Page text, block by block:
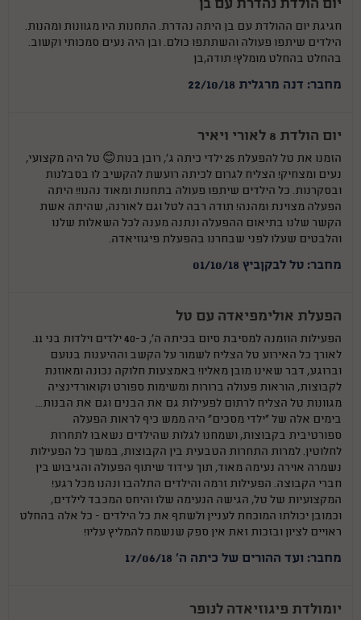
יום הולדת נהדרת עם בן
חגיגת יום ההולדת עם בן היתה נהדרת. התחנות היו מגוונות ומהנות.
הילדים שיתפו פעולה והשתתפו כולם. ובן היה נעים סמכותי וקשוב.
בהחלט בהחלט מומלץ! תודה,בן
מחבר: דנה מרגלית 22/10/18
יום הולדת 8 לאורי ויאיר
הזמנו את טל להפעלת 25 ילדי כיתה ג', רובן בנות😊 טל היה מקצועי,
נעים ומצחיק! הצליח לגרום לכיתה רועשת להקשיב לו בסבלנות
ובסקרנות. כל הילדים שיתפו פעולה בתחנות ומאוד נהנו!! היתה
הפעלה מצוינת ומהנה! תודה רבה לטל וגם לאורנה, שהיתה אשת
הקשר שלנו בתיאום ההפעלה ונתנה מענה לכל השאלות שלנו
והלבטים שעלו לפני שבחרנו בהפעלת פיגוזיאדה.
מחבר: טל לבקןביץ 01/10/18
הפעלת אולימפיאדה עם טל
הפעילות הוזמנה למסיבת סיום בכיתה ה', כ-40 ילדים וילדות בני 11.
לאורך כל האירוע טל הצליח לשמור על הקשב וההיענות בנועם
וברוגע, דבר שאינו מובן מאליו! באמצעות חלוקה נכונה ומאוזנת
לקבוצות, הוראות פעולה ברורות ומשימות ספורט וקואורדינציה
מגוונות טל הצליח לרתום לפעילות גם את הבנים וגם את הבנות...
בימים אלה של "ילדי מסכים" היה ממש כיף לראות הפעלה
ספורטיבית בקבוצות, ושמחנו לגלות שהילדים נשאבו לתחרות
לחלוטין. למרות התחרות הטבעית בין הקבוצות, במשך כל הפעילות
נשמרה אוירה נעימה מאוד, תוך עידוד שיתוף הפעולה והגיבוש בין
חברי הקבוצה. הפעילות זרמה והילדים התלהבו ונהנו מכל רגע!
המקצועיות של טל, הגישה הנעימה שלו והיחס המכבד לילדים,
וכמובן יכולתו המוכחת לעניין ולשתף את כל הילדים - כל אלה בהחלט
ראויים לציון ובזכות זאת אין ספק שנשמח להמליץ עליו!
מחבר: ועד ההורים של כיתה ה' 17/06/18
יומולדת פיגוזיאדה לנופר